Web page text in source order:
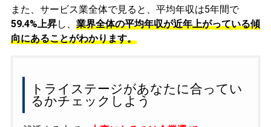
また、サービス業全体で見ると、平均年収は5年間で
59.4%上昇し、 業界全体の平均年収が近年上がっている傾
向にあることがわかります。
トライステージがあなたに合ってい
るかチェックしよう